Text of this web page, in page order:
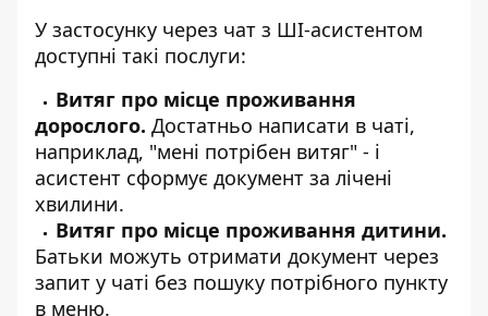
У застосунку через чат з ШІ-асистентом
доступні такі послуги:
Витяг про місце проживання
дорослого. Достатньо написати в чаті,
наприклад, "мені потрібен витяг" - і
асистент сформує документ за лічені
хвилини.
Витяг про місце проживання дитини.
Батьки можуть отримати документ через
запит у чаті без пошуку потрібного пункту
в меню.